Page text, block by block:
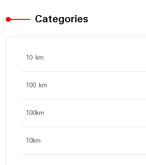
Categories
10 km
100 km
100km
10km